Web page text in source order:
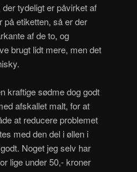
tydeligt er påvirket af
på etiketten, så er der
af de to, og
brugt lidt mere, men det
kraftige sødme dog godt
afskallet malt, for at
at reducere problemet
med den del i øllen i
Noget jeg selv har
lige under 50,- kroner